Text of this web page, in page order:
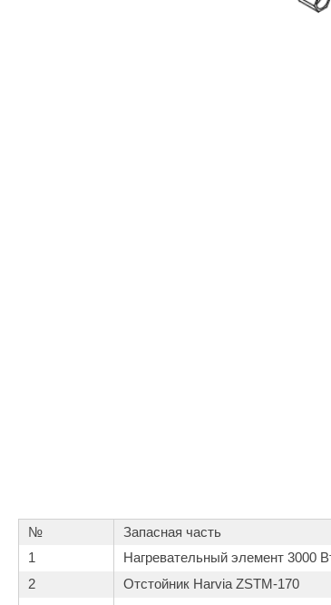
№ Запасная часть
1
Нагревательный элемент 3000
2
Отстойник Harvia ZSTM-170